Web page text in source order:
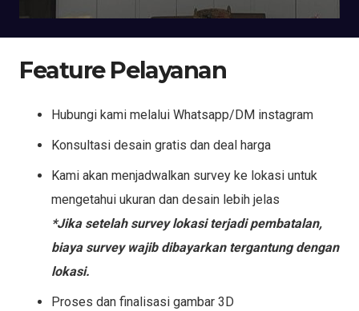
Feature Pelayanan
Hubungi kami melalui Whatsapp/DM instagram
Konsultasi desain gratis dan deal harga
Kami akan menjadwalkan survey ke lokasi untuk
mengetahui ukuran dan desain lebih jelas
*Jika setelah survey lokasi terjadi pembatalan,
biaya survey wajib dibayarkan tergantung dengan
lokasi.
Proses dan finalisasi gambar 3D